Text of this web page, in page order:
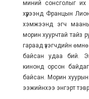
миний сонсголыг их
хүрээнд Францын
хэмжээнд эгч
морин хуурчтай тайз
гараад үзэгчдийн
байсан удаа бий.
кинонд орсон
байсан. Морин хуурын
ээжийнхээ энгэрт